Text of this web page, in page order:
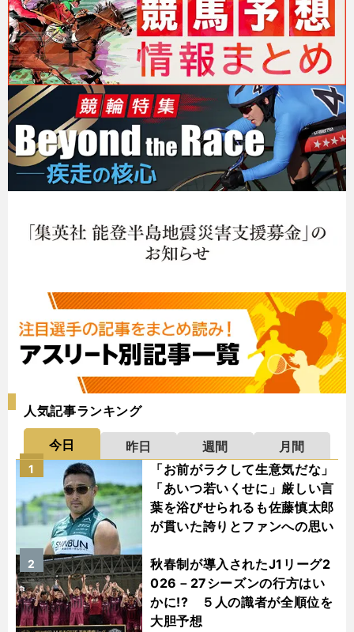
人気記事ランキング
今日 昨日 週間
月間
「お前がラクして生意気だな」
「あいつ若いくせに」厳しい言
葉を浴びせられるも佐藤慎太郎
が貫いた誇りとファンへの思い
1
秋春制が導入されたJ1リーグ2
026－27シーズンの行方はい
かに!? ５人の識者が全順位を
大胆予想
2